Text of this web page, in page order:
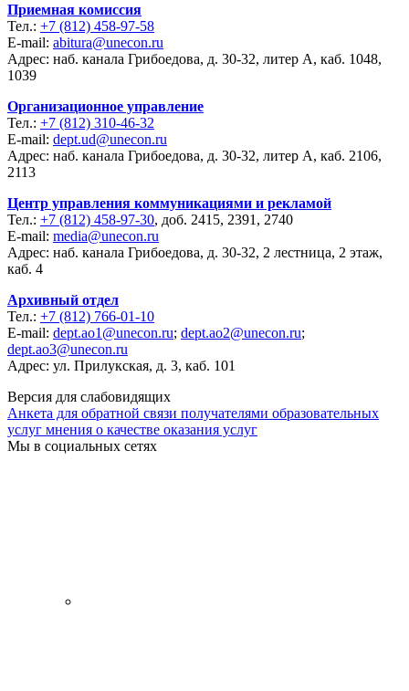
Приемная комиссия
Тел.: +7 (812) 458-97-58
E-mail: abitura@unecon.ru
Адрес: наб. канала Грибоедова, д. 30-32, литер А, каб. 1048,
1039
Организационное управление
Тел.: +7 (812) 310-46-32
E-mail: dept.ud@unecon.ru
Адрес: наб. канала Грибоедова, д. 30-32, литер А, каб. 2106,
2113
Центр управления коммуникациями и рекламой
Тел.: +7 (812) 458-97-30, доб. 2415, 2391, 2740
E-mail: media@unecon.ru
Адрес: наб. канала Грибоедова, д. 30-32, 2 лестница, 2 этаж,
каб. 4
Архивный отдел
Тел.: +7 (812) 766-01-10
E-mail: dept.ao1@unecon.ru; dept.ao2@unecon.ru;
dept.ao3@unecon.ru
Адрес: ул. Прилукская, д. 3, каб. 101
Версия для слабовидящих
Анкета для обратной связи получателями образовательных
услуг мнения о качестве оказания услуг
Мы в социальных сетях